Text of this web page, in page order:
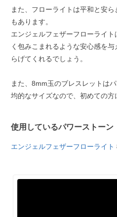
また、フローライトは平和と安
もあります。
エンジェルフェザーフローライ
く包みこまれるような安心感を
らげてくれるでしょう。
また、8mm玉のブレスレットは
均的なサイズなので、初めての方
使用しているパワーストーン
エンジェルフェザーフローライト